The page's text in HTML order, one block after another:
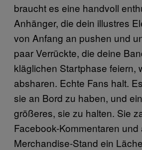
braucht es eine handvoll
Anhänger, die dein illustres
von Anfang an pushen und
paar Verrückte, die deine
kläglichen Startphase feiern,
absharen. Echte Fans halt.
sie an Bord zu haben, und
größeres, sie zu halten. Sie
Facebook-Kommentaren und
Merchandise-Stand ein